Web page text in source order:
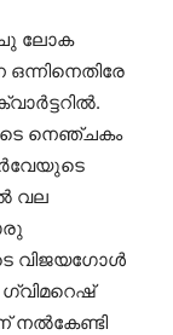
ലോക
നെഞ്ചകം
വല
വിജയഗോള്‍
ഗ്വിമറെഷ്
നല്‍കേണ്ടി